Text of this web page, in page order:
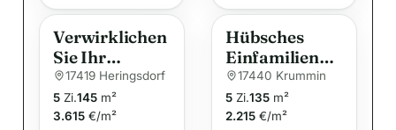
Verwirklichen
Sie Ihr
individuelles
Traumhaus –
flexibel und
17419 Heringsdorf
5 Zi.145 m²
3.615 €/m²
Hübsches
Einfamilienha
us mit großem
Garten und 2
Ferienwohnun
17440 Krummin
5 Zi.135 m²
2.215 €/m²